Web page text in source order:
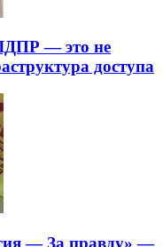
— это не
доступа
— За правду» —